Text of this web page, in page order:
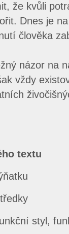
že kvůli
Dnes je
člověka
názor na
vždy
textu
styl,